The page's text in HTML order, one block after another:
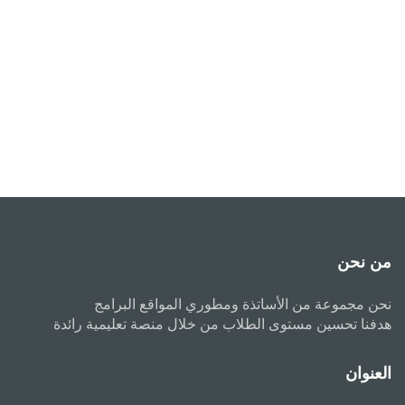
من نحن
نحن مجموعة من الأساتذة ومطوري المواقع البرامج
هدفنا تحسين مستوى الطلاب من خلال منصة تعليمية رائدة
العنوان